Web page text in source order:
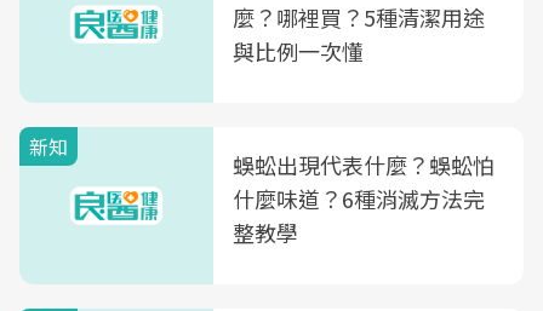
麼？哪裡買？5種清潔用途
與比例一次懂
新知
蜈蚣出現代表什麼？蜈蚣怕
什麼味道？6種消滅方法完
整教學